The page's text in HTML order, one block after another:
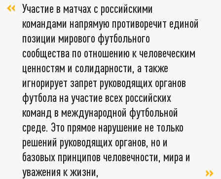
Участие в матчах с российскими
командами напрямую противоречит единой
позиции мирового футбольного
сообщества по отношению к человеческим
ценностям и солидарности, а также
игнорирует запрет руководящих органов
футбола на участие всех российских
команд в международной футбольной
среде. Это прямое нарушение не только
решений руководящих органов, но и
базовых принципов человечности, мира и
уважения к жизни,